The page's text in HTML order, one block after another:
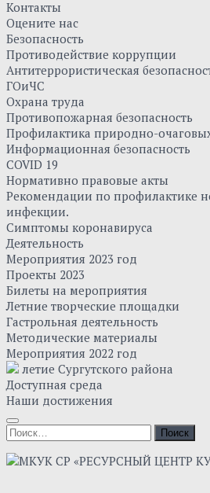
Контакты
Оцените нас
Безопасность
Противодействие коррупции
Антитеррористическая
ГОиЧС
Охрана труда
Противопожарная безопасность
Профилактика природно-
Информационная безопасность
COVID 19
Нормативно правовые акты
Рекомендации по профилактике
инфекции.
Симптомы коронавируса
Деятельность
Мероприятия 2023 год
Проекты 2023
Билеты на мероприятия
Летние творческие площадки
Гастрольная деятельность
Методические материалы
Мероприятия 2022 год
летие Сургутского района
Доступная среда
Наши достижения